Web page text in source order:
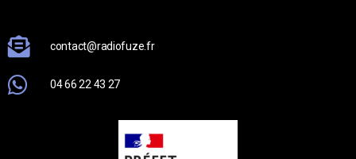
contact@radiofuze.fr
04 66 22 43 27